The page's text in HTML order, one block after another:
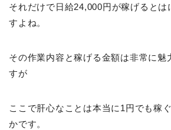
それだけで日給24,000円が稼げるとは
すよね。
その作業内容と稼げる金額は非常に魅
すが
ここで肝心なことは本当に1円でも稼
かです。